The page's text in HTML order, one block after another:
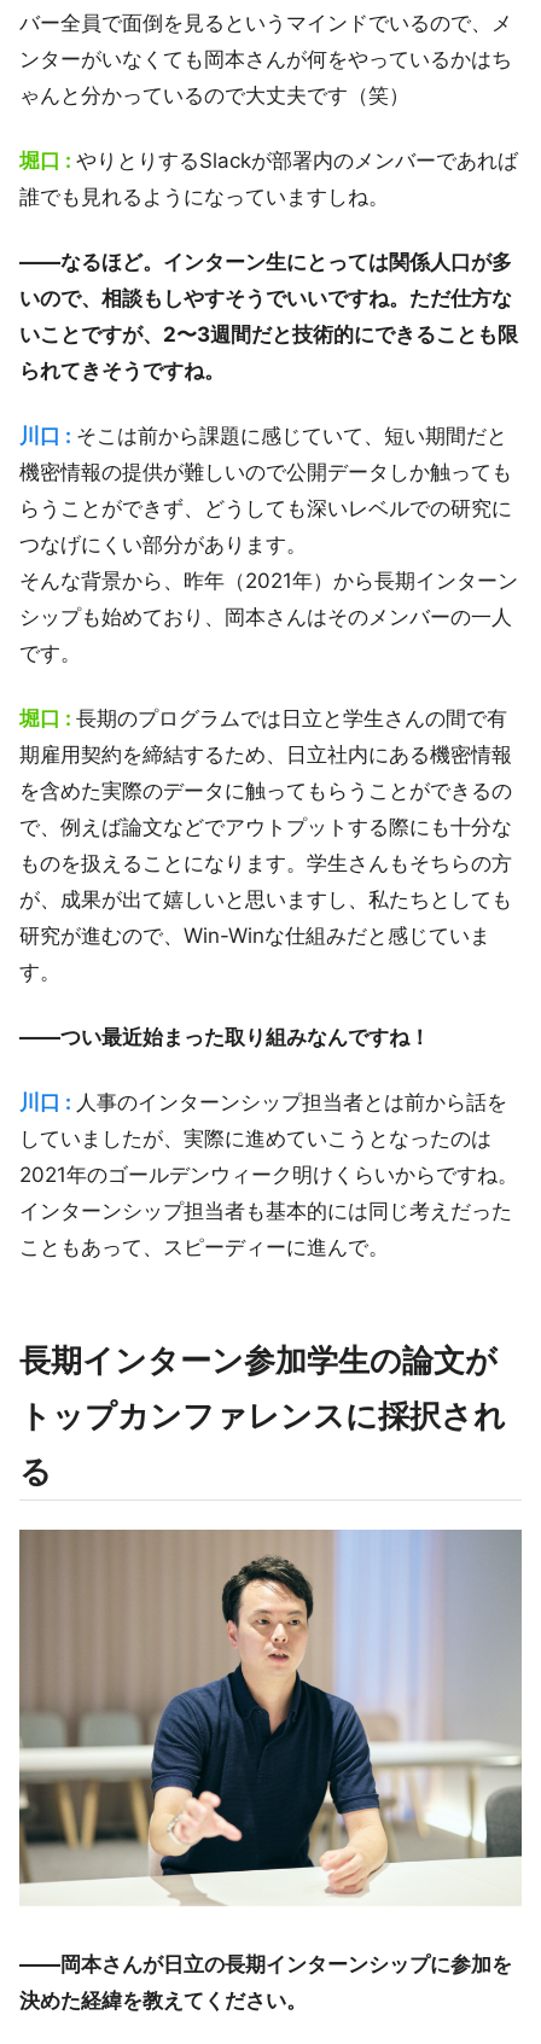
バー全員で面倒を見るというマインドでいるので、メ
ンターがいなくても岡本さんが何をやっているかはち
ゃんと分かっているので大丈夫です（笑）
堀口 : やりとりするSlackが部署内のメンバーであれば
誰でも見れるようになっていますしね。
――なるほど。インターン生にとっては関係人口が多
いので、相談もしやすそうでいいですね。ただ仕方な
いことですが、2〜3週間だと技術的にできることも限
られてきそうですね。
川口 : そこは前から課題に感じていて、短い期間だと
機密情報の提供が難しいので公開データしか触っても
らうことができず、どうしても深いレベルでの研究に
つなげにくい部分があります。
そんな背景から、昨年（2021年）から長期インターン
シップも始めており、岡本さんはそのメンバーの一人
です。
堀口 : 長期のプログラムでは日立と学生さんの間で有
期雇用契約を締結するため、日立社内にある機密情報
を含めた実際のデータに触ってもらうことができるの
で、例えば論文などでアウトプットする際にも十分な
ものを扱えることになります。学生さんもそちらの方
が、成果が出て嬉しいと思いますし、私たちとしても
研究が進むので、Win-Winな仕組みだと感じていま
す。
――つい最近始まった取り組みなんですね！
川口 : 人事のインターンシップ担当者とは前から話を
していましたが、実際に進めていこうとなったのは
2021年のゴールデンウィーク明けくらいからですね。
インターンシップ担当者も基本的には同じ考えだった
こともあって、スピーディーに進んで。
長期インターン参加学生の論文が
トップカンファレンスに採択され
る
――岡本さんが日立の長期インターンシップに参加を
決めた経緯を教えてください。